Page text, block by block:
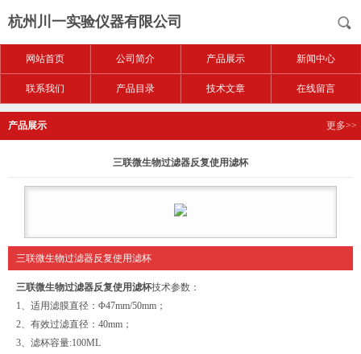
杭州川一实验仪器有限公司
网站首页 公司简介 产品展示 新闻中心
联系我们 产品目录 技术文章 在线留言
产品展示 更多>>
三联微生物过滤器反复使用滤杯
三联微生物过滤器反复使用滤杯
三联微生物过滤器反复使用滤杯技术参数：
1、适用滤膜直径：Φ47mm/50mm；
2、有效过滤直径：40mm；
3、滤杯容量:100ML